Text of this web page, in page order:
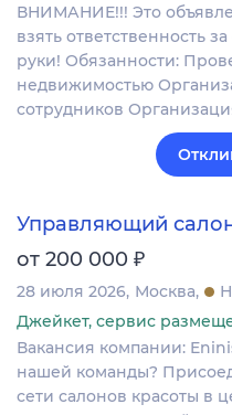
ВНИМАНИЕ!!! Это
взять ответственность
руки! Обязанности:
недвижимостью
сотрудников
Управляющий
от 200 000 ₽
28 июля 2026 Москва
Джейкет, сервис
Вакансия компании:
нашей команды?
сети салонов красоты в